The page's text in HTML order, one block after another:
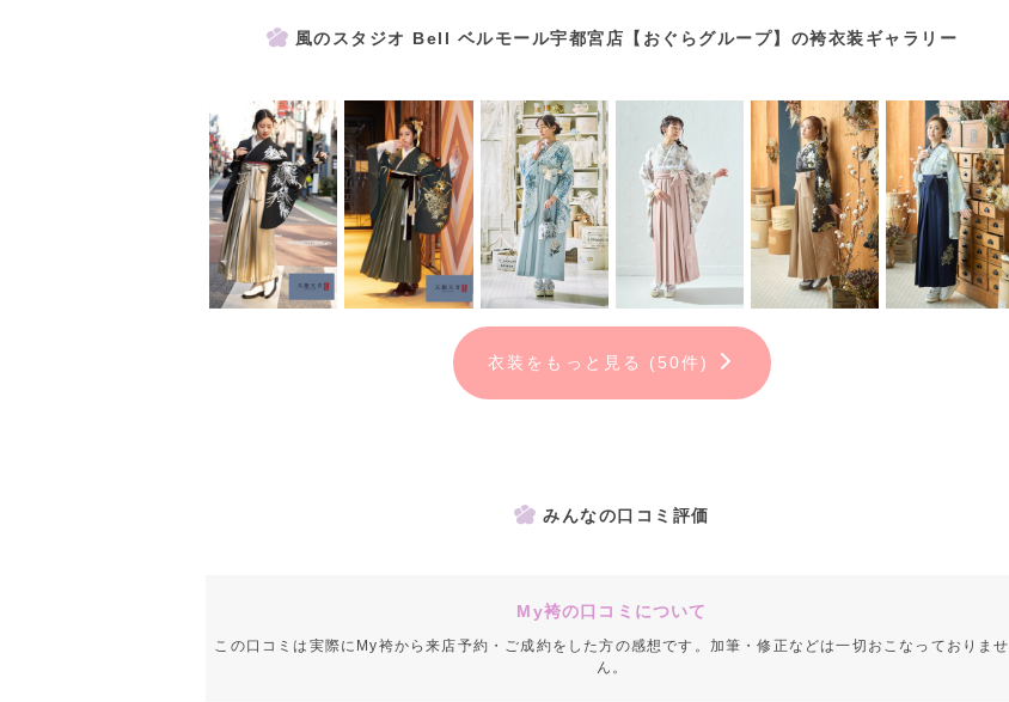
風のスタジオ Bell ベルモール宇都宮店【おぐらグループ】の袴衣装ギャラリー
衣装をもっと見る (50件)
みんなの口コミ評価
My袴の口コミについて
この口コミは実際にMy袴から来店予約・ご成約をした方の感想です。加筆・修正などは一切おこなっておりませ
ん。